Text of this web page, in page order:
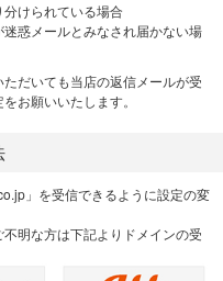
分けられている場合
惑メールとみなされ届かない場
だいても当店の返信メールが受
お願いいたします。
」を受信できるように設定の変
明な方は下記よりドメインの受